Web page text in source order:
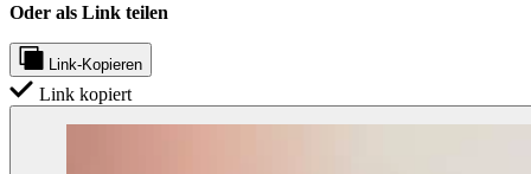
Oder als Link teilen
Link-Kopieren
Link kopiert